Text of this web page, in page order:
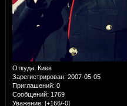
Откуда: Киев
Зарегистрирован: 2007-05-05
Приглашений: 0
Сообщений: 1769
Уважение: [+166/-0]